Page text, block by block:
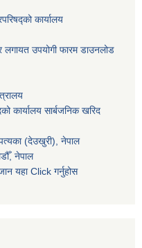
कार्यालय
लगायत उपयोगी फारम डाउनलोड
कार्यालय सार्बजनिक खरिद
(देउखुरी), नेपाल
नेपाल
यहा Click गर्नुहोस